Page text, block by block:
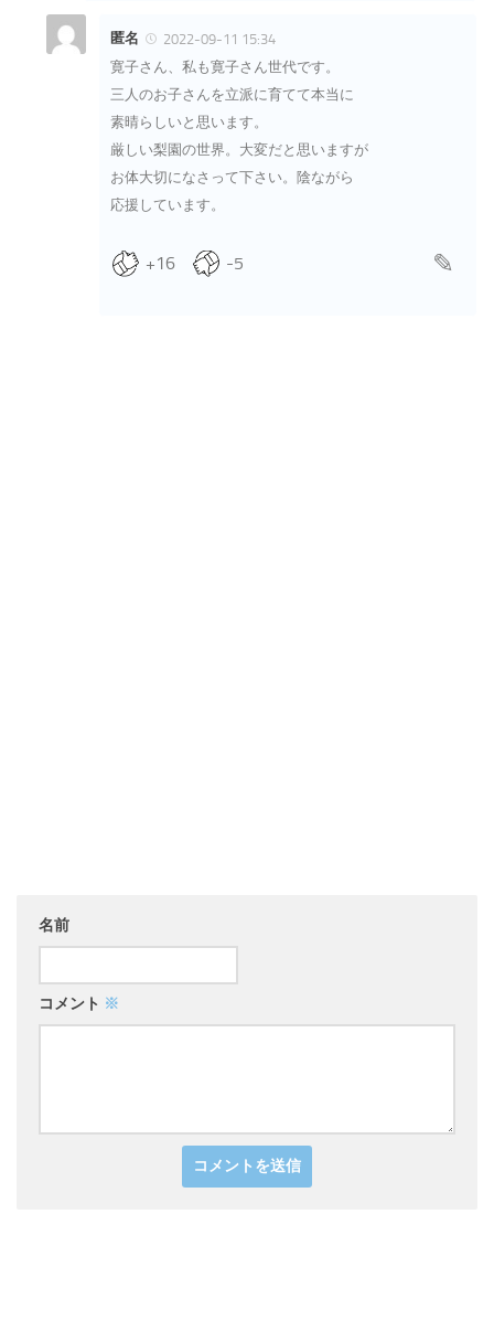
匿名
2022-09-11 15:34
寛子さん、私も寛子さん世代です。
三人のお子さんを立派に育てて本当に
素晴らしいと思います。
厳しい梨園の世界。大変だと思いますが
お体大切になさって下さい。陰ながら
応援しています。
+16 -5
名前
コメント ※